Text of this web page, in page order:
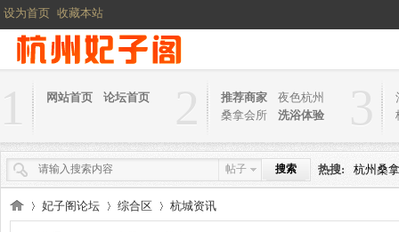
设为首页 收藏本站
1 网站首页 论坛首页 2 推荐商家
夜色杭州
桑拿会所
洗浴体验 3
帖子 搜索 热搜: 杭州桑
妃子阁论坛 综合区 杭城资讯